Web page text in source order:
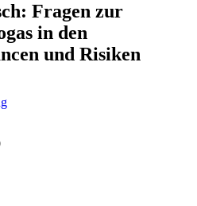
Fragen zur
in den
und Risiken